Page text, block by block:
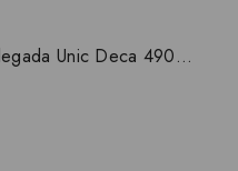
Acabamento 1/2 ,3/4 e 1 polegada Unic Deca 4900.C90.PQ